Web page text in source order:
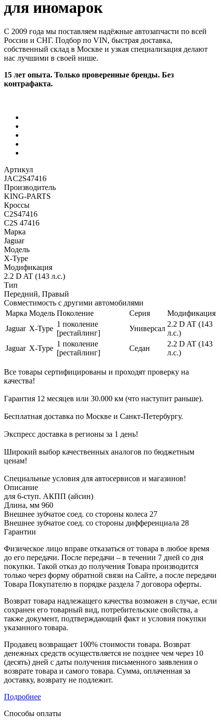
для иномарок
С 2009 года мы поставляем надёжные автозапчасти по всей
России и СНГ. Подбор по VIN, быстрая доставка,
собственный склад в Москве и узкая специализация делают
нас лучшими в своей нише.
15 лет опыта. Только проверенные бренды. Без
контрафакта.
Артикул
JAC2S47416
Производитель
KING-PARTS
Кроссы
C2S47416
C2S 47416
Марка
Jaguar
Модель
X-Type
Модификация
2.2 D AT (143 л.с.)
Тип
Передний, Правый
Совместимость с другими автомобилями
Марка Модель Поколение Серия
Модификация
Jaguar X-Type
1 поколение
[рестайлинг]
Универсал
2.2 D AT (143
л.с.)
Jaguar X-Type
1 поколение
[рестайлинг]
Седан
2.2 D AT (143
л.с.)
Все товары сертифицированы и проходят проверку на
качества!
Гарантия 12 месяцев или 30.000 км (что наступит раньше).
Бесплатная доставка по Москве и Санкт-Петербургу.
Экспресс доставка в регионы за 1 день!
Широкий выбор качественных аналогов по бюджетным
ценам!
Специальные условия для автосервисов и магазинов!
Описание
для 6-ступ. АКПП (айсин)
Длина, мм 960
Внешнее зубчатое соед. со стороны колеса 27
Внешнее зубчатое соед. со стороны дифференциала 28
Гарантии
Физическое лицо вправе отказаться от товара в любое время
до его передачи. После передачи – в течении 7 дней со дня
покупки. Такой отказ до получения Товара производится
только через форму обратной связи на Сайте, а после передачи
Товара Покупателю в порядке раздела 7 договора оферты.
Возврат товара надлежащего качества возможен в случае, если
сохранен его товарный вид, потребительские свойства, а
также документ, подтверждающий факт и условия покупки
указанного товара.
Продавец возвращает 100% стоимости товара. Возврат
денежных средств осуществляется не позднее чем через 10
(десять) дней с даты получения письменного заявления о
возврате товара и самого товара. Сумма, оплаченная за
доставку, возврату не подлежит.
Подробнее
Способы оплаты